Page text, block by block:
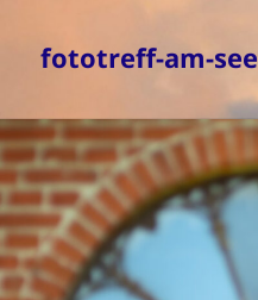
fototreff-am-see